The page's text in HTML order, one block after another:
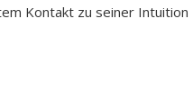
Kontakt zu seiner Intuition